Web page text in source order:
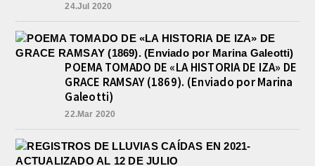
24.Jul 2020
POEMA TOMADO DE «LA HISTORIA DE IZA» DE
GRACE RAMSAY (1869). (Enviado por Marina
Galeotti)
22.Mar 2020